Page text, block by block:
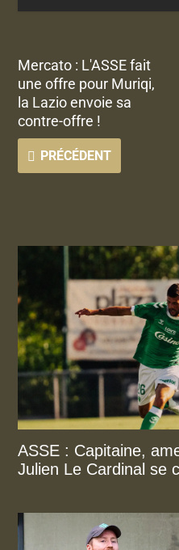
Mercato : L'ASSE fait
une offre pour Muriqi,
la Lazio envoie sa
contre-offre !
PRÉCÉDENT
ASSE : Capitaine,
Julien Le Cardinal se